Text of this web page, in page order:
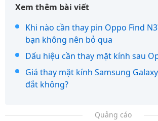
Xem thêm bài viết
Khi nào cần thay pin Oppo Find
bạn không nên bỏ qua
Dấu hiệu cần thay mặt kính sau
Giá thay mặt kính Samsung
đắt không?
Quảng cáo